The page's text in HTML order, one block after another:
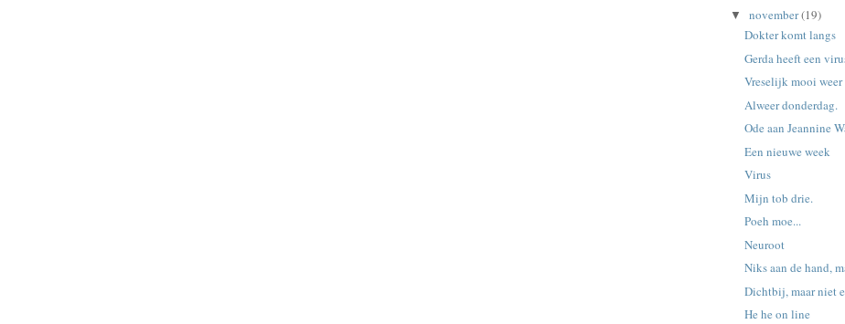
▼ november(19)
Dokter komt langs
Gerda heeft een
Vreselijk mooi weer
Alweer donderdag.
Ode aan Jeannine
Een nieuwe week
Virus
Mijn tob drie.
Poeh moe...
Neuroot
Niks aan de hand,
Dichtbij, maar niet
He he on line